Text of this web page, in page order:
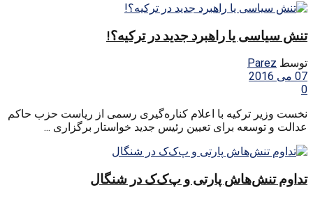
تنش سیاسی یا راهبرد جدید در ترکیه؟!
توسط Parez
07 می 2016
0
نخست وزیر ترکیه با اعلام کناره‌گیری رسمی از ریاست حزب حاکم
عدالت و توسعه برای تعیین رئیس جدید خواستار برگزاری ...
تداوم تنش‌هاش پارتی و پ‌‌ک‌ک در شنگال